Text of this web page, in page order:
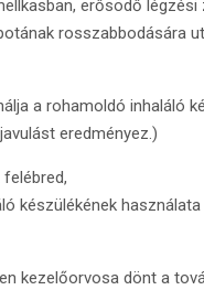
erősödő légzési
rosszabbodására
a rohamoldó inhaláló
eredményez.)
készülékének
kezelőorvosa dönt a